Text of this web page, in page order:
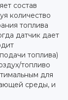
состав
количество
топлива
датчик дает
топлива)
топливо
для
среды, и